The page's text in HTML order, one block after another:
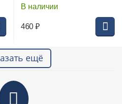
В наличии
460 ₽
ещё